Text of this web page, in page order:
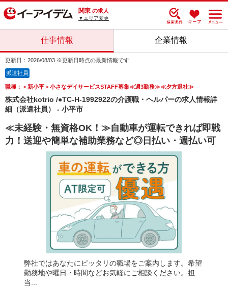
関東 の求人
▼エリア変更
仕事情報 企業情報
更新日：2026/08/03 ※更新日時点の最新情報です
派遣社員
職種：＜新小平＞小さなデイサービスSTAFF募集≪週3勤務≫≪夕方退社≫
株式会社kotrio /●TC-H-1992922の介護職・ヘルパーの求人情報詳
細（派遣社員） - 小平市
≪未経験・無資格OK！≫自動車が運転できれば即戦
力！送迎や簡単な補助業務など◎日払い・週払い可
弊社ではあなたにピッタリの職場をご案内します。希望
勤務地や曜日・時間などお気軽にご相談ください。担
当...